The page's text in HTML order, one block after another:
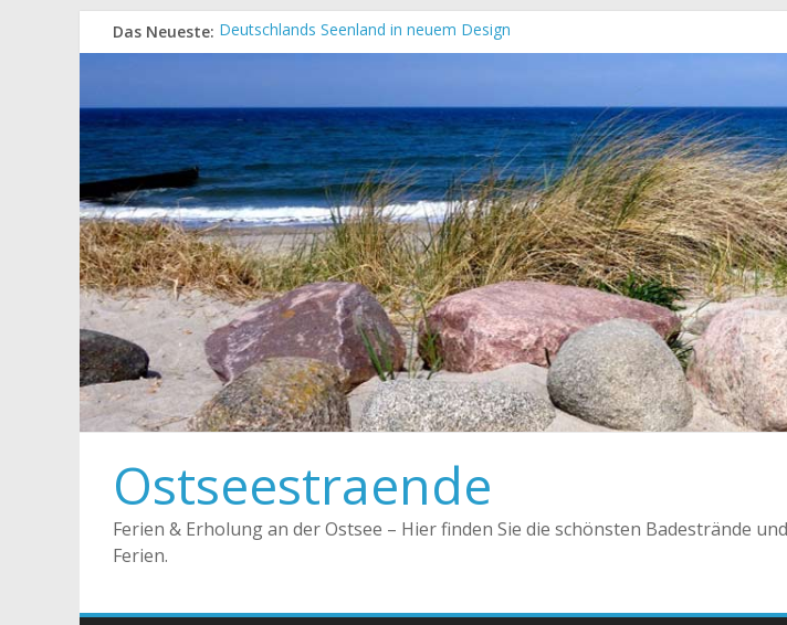
Das Neueste: Deutschlands Seenland in neuem Design
„Kellenhusen nach Hause bestellen“ Neuer Online-Shop verfügbar
Neues Urlaubsmagazin für Mecklenburg-Vorpommern erschienen
Meck-Pomm Short News Januar
Ostseestraende
Ferien & Erholung an der Ostsee – Hier finden Sie die schönsten Badestrände
Ferien.